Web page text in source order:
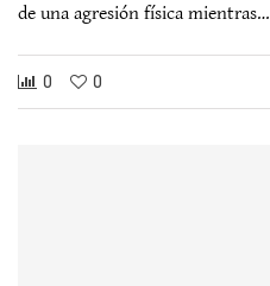
de una agresión física mientras…
0 0